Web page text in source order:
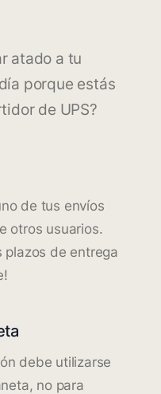
atado a tu
porque estás
de UPS?
de tus envíos
otros usuarios.
plazos de entrega
debe utilizarse
no para